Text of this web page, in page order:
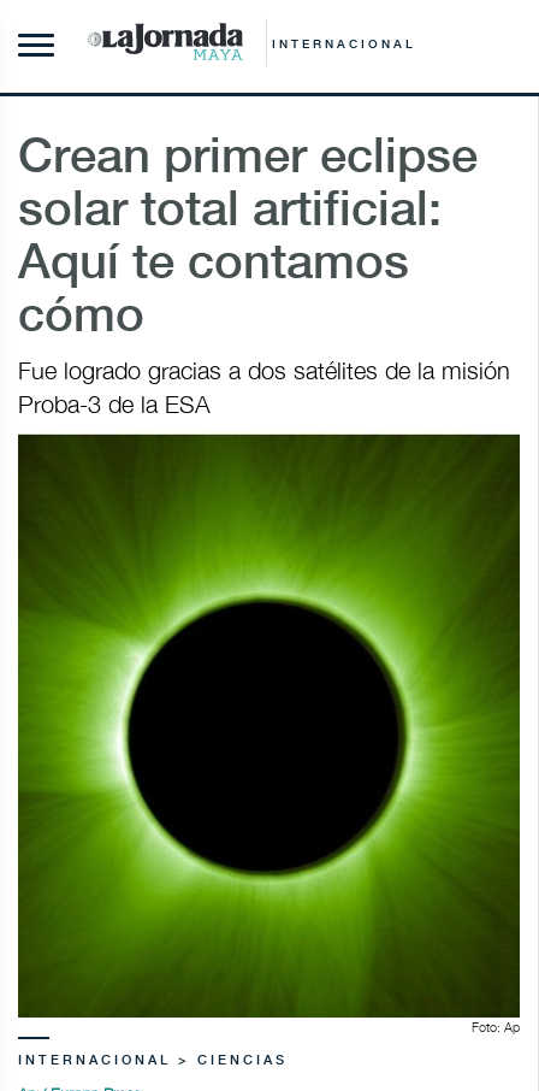
INTERNACIONAL
Crean primer eclipse
solar total artificial:
Aquí te contamos
cómo
Fue logrado gracias a dos satélites de la misión
Proba-3 de la ESA
Foto: Ap
INTERNACIONAL > CIENCIAS